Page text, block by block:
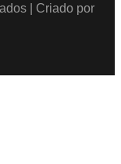
| Criado por